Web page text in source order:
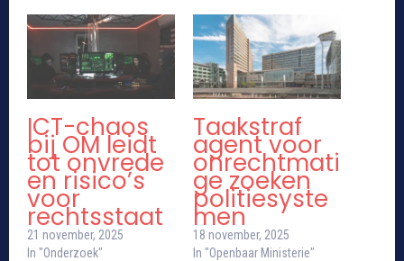
ICT-chaos
bij OM leidt
tot onvrede
en risico’s
voor
rechtsstaat
21 november, 2025
In "Onderzoek"
Taakstraf
agent voor
onrechtmati
ge zoeken
politiesyste
men
18 november, 2025
In "Openbaar Ministerie"